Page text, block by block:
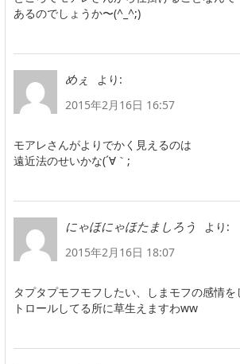
あるのでしょうか〜(^_^;)
めぇ
より:
2015年2月16日 16:57
モアレさんがよりでかく見えるのは
遠近法のせいかな(´∀｀;
にゃほにゃほたましろう
より:
2015年2月16日 18:07
タプタプモフモフしたい、しまモフの感情
トロールしてる所に草生えますわww